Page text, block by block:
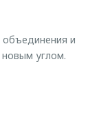
объединения и
углом.